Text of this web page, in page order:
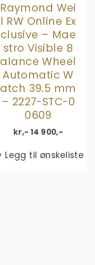
Raymond Wei
l RW Online Ex
clusive – Mae
stro Visible B
alance Wheel
Automatic W
atch 39.5 mm
– 2227-STC-0
0609
kr,- 14 900,-
Legg til ønskeliste